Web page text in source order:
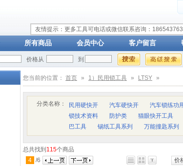
友情提示：更多工具可电话或微信联系咨询：
所有商品 会员中心 客户留言
价格从 到
您当前的位置： 首页 » 1）民用锁工具 » LTSY »
分类名称： 民用硬快开 汽车硬快开 汽车锁练功
锁技术资料
防护类 猫眼快开工具
巴工具
锡纸工具系列 万能撞匙系列
总共找到 115个商品
4 /6 价